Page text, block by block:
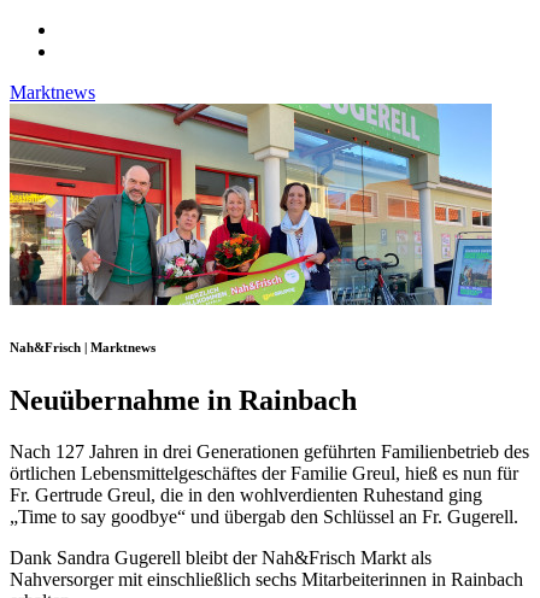
Marktnews
Nah&Frisch | Marktnews
Neuübernahme in Rainbach
Nach 127 Jahren in drei Generationen geführten Familienbetrieb des
örtlichen Lebensmittelgeschäftes der Familie Greul, hieß es nun für
Fr. Gertrude Greul, die in den wohlverdienten Ruhestand ging
„Time to say goodbye“ und übergab den Schlüssel an Fr. Gugerell.
Dank Sandra Gugerell bleibt der Nah&Frisch Markt als
Nahversorger mit einschließlich sechs Mitarbeiterinnen in Rainbach